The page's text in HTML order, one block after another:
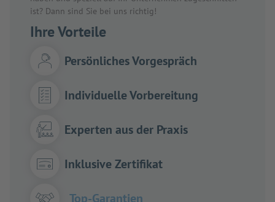
ist? Dann sind Sie bei uns richtig!
Ihre Vorteile
Persönliches Vorgespräch
Individuelle Vorbereitung
Experten aus der Praxis
Inklusive Zertifikat
Top-Garantien